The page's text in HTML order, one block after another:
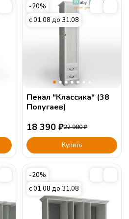
-20%
с 01.08 до 31.08
Пенал "Классика" (38
Попугаев)
18 390 ₽22 980₽
Купить
-20%
с 01.08 до 31.08